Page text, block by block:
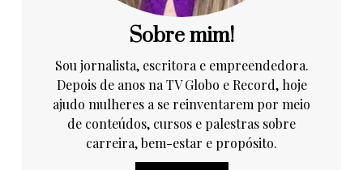
Sobre mim!
Sou jornalista, escritora e empreendedora.
Depois de anos na TV Globo e Record, hoje
ajudo mulheres a se reinventarem por meio
de conteúdos, cursos e palestras sobre
carreira, bem-estar e propósito.